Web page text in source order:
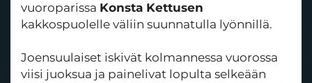
vuoroparissa Konsta Kettusen
kakkospuolelle väliin suunnatulla lyönnillä.
Joensuulaiset iskivät kolmannessa vuorossa
viisi juoksua ja painelivat lopulta selkeään